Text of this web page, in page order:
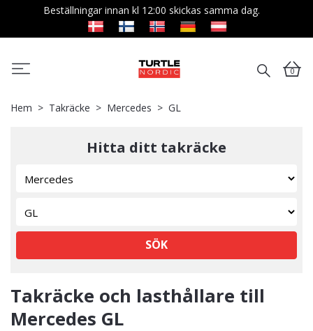
Beställningar innan kl 12:00 skickas samma dag.
0
Hem Takräcke Mercedes GL
Hitta ditt takräcke
SÖK
Takräcke och lasthållare till
Mercedes GL